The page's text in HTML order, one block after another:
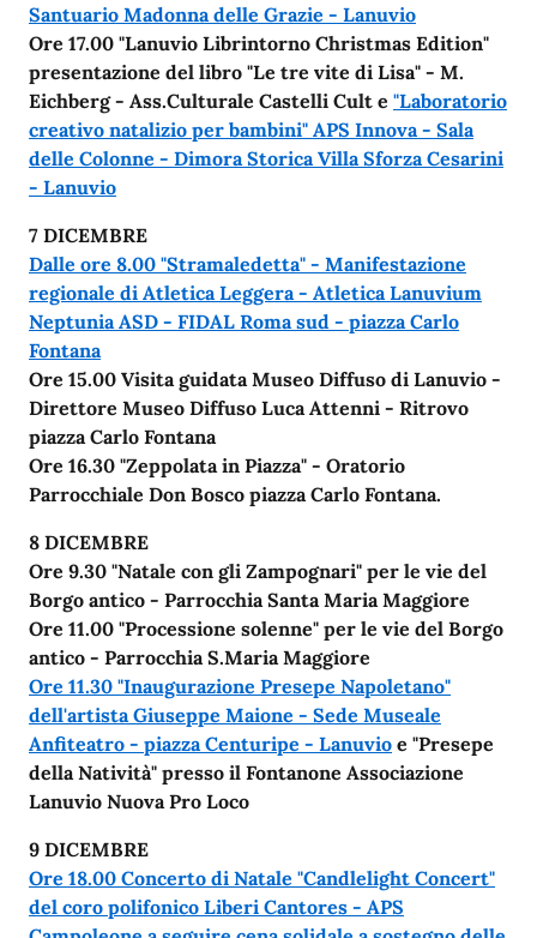
Santuario Madonna delle Grazie - Lanuvio
Ore 17.00 "Lanuvio Librintorno Christmas Edition"
presentazione del libro "Le tre vite di Lisa" - M.
Eichberg - Ass.Culturale Castelli Cult e "Laboratorio
creativo natalizio per bambini" APS Innova - Sala
delle Colonne - Dimora Storica Villa Sforza Cesarini
- Lanuvio
7 DICEMBRE
Dalle ore 8.00 "Stramaledetta" - Manifestazione
regionale di Atletica Leggera - Atletica Lanuvium
Neptunia ASD - FIDAL Roma sud - piazza Carlo
Fontana
Ore 15.00 Visita guidata Museo Diffuso di Lanuvio -
Direttore Museo Diffuso Luca Attenni - Ritrovo
piazza Carlo Fontana
Ore 16.30 "Zeppolata in Piazza" - Oratorio
Parrocchiale Don Bosco piazza Carlo Fontana.
8 DICEMBRE
Ore 9.30 "Natale con gli Zampognari" per le vie del
Borgo antico - Parrocchia Santa Maria Maggiore
Ore 11.00 "Processione solenne" per le vie del Borgo
antico - Parrocchia S.Maria Maggiore
Ore 11.30 "Inaugurazione Presepe Napoletano"
dell'artista Giuseppe Maione - Sede Museale
Anfiteatro - piazza Centuripe - Lanuvio e "Presepe
della Natività" presso il Fontanone Associazione
Lanuvio Nuova Pro Loco
9 DICEMBRE
Ore 18.00 Concerto di Natale "Candlelight Concert"
del coro polifonico Liberi Cantores - APS